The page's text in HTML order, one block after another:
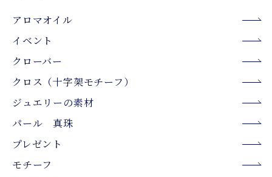
アロマオイル
イベント
クローバー
クロス（十字架モチーフ）
ジュエリーの素材
パール 真珠
プレゼント
モチーフ